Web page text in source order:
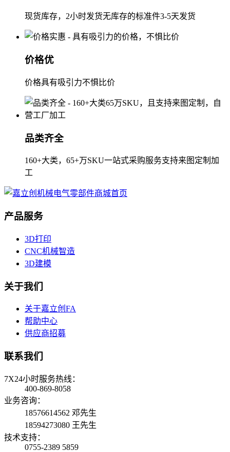
现货库存，2小时发货无库存的标准件3-5天发货
价格优
价格具有吸引力不惧比价
品类齐全
160+大类，65+万SKU一站式采购服务支持来图定制加
工
产品服务
3D打印
CNC机械智造
3D建模
关于我们
关于嘉立创FA
帮助中心
供应商招募
联系我们
7X24小时服务热线：
400-869-8058
业务咨询：
18576614562 邓先生
18594273080 王先生
技术支持：
0755-2389 5859